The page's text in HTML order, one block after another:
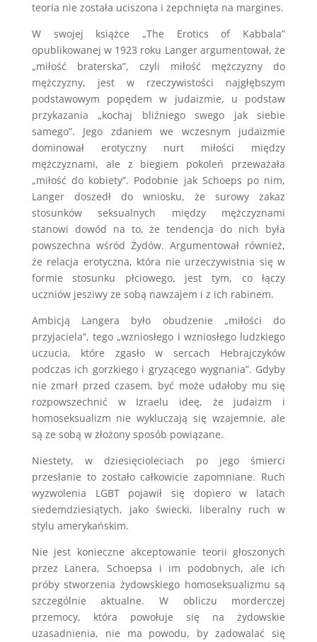
teoria nie została uciszona i zepchnięta na margines.
W swojej książce „The Erotics of Kabbala”
opublikowanej w 1923 roku Langer argumentował, że
„miłość braterska”, czyli miłość mężczyzny do
mężczyzny, jest w rzeczywistości najgłębszym
podstawowym popędem w judaizmie, u podstaw
przykazania „kochaj bliźniego swego jak siebie
samego”. Jego zdaniem we wczesnym judaizmie
dominował erotyczny nurt miłości między
mężczyznami, ale z biegiem pokoleń przeważała
„miłość do kobiety”. Podobnie jak Schoeps po nim,
Langer doszedł do wniosku, że surowy zakaz
stosunków seksualnych między mężczyznami
stanowi dowód na to, że tendencja do nich była
powszechna wśród Żydów. Argumentował również,
że relacja erotyczna, która nie urzeczywistnia się w
formie stosunku płciowego, jest tym, co łączy
uczniów jesziwy ze sobą nawzajem i z ich rabinem.
Ambicją Langera było obudzenie „miłości do
przyjaciela”, tego „wzniosłego i wzniosłego ludzkiego
uczucia, które zgasło w sercach Hebrajczyków
podczas ich gorzkiego i gryzącego wygnania”. Gdyby
nie zmarł przed czasem, być może udałoby mu się
rozpowszechnić w Izraelu ideę, że judaizm i
homoseksualizm nie wykluczają się wzajemnie, ale
są ze sobą w złożony sposób powiązane.
Niestety, w dziesięcioleciach po jego śmierci
przesłanie to zostało całkowicie zapomniane. Ruch
wyzwolenia LGBT pojawił się dopiero w latach
siedemdziesiątych, jako świecki, liberalny ruch w
stylu amerykańskim.
Nie jest konieczne akceptowanie teorii głoszonych
przez Lanera, Schoepsa i im podobnych, ale ich
próby stworzenia żydowskiego homoseksualizmu są
szczególnie aktualne. W obliczu morderczej
przemocy, która powołuje się na żydowskie
uzasadnienia, nie ma powodu, by zadowalać się